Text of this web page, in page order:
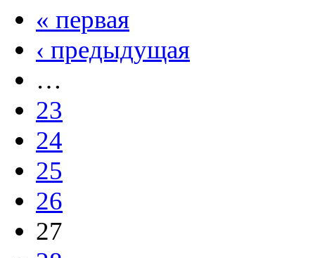
« первая
‹ предыдущая
…
23
24
25
26
27